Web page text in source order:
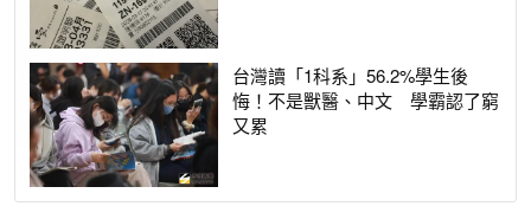
台灣讀「1科系」56.2%學生後
悔！不是獸醫、中文 學霸認了窮
又累